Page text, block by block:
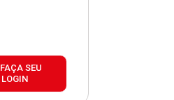
FAÇA SEU
LOGIN